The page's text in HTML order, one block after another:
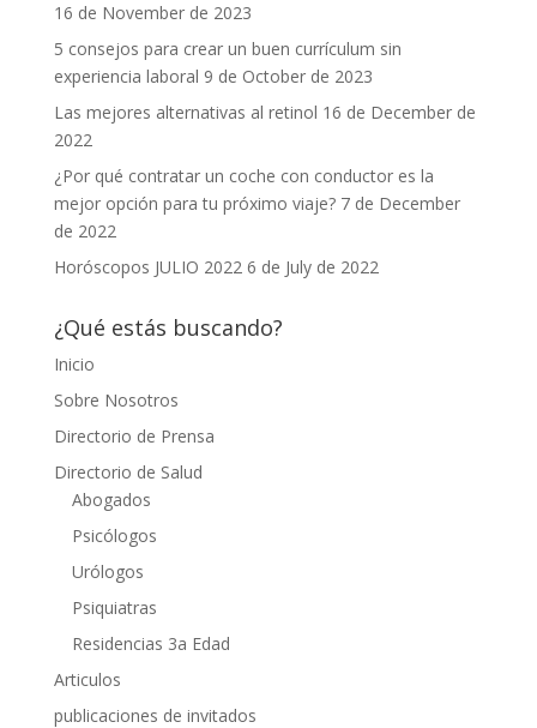
16 de November de 2023
5 consejos para crear un buen currículum sin
experiencia laboral 9 de October de 2023
Las mejores alternativas al retinol 16 de December de
2022
¿Por qué contratar un coche con conductor es la
mejor opción para tu próximo viaje? 7 de December
de 2022
Horóscopos JULIO 2022 6 de July de 2022
¿Qué estás buscando?
Inicio
Sobre Nosotros
Directorio de Prensa
Directorio de Salud
Abogados
Psicólogos
Urólogos
Psiquiatras
Residencias 3a Edad
Articulos
publicaciones de invitados